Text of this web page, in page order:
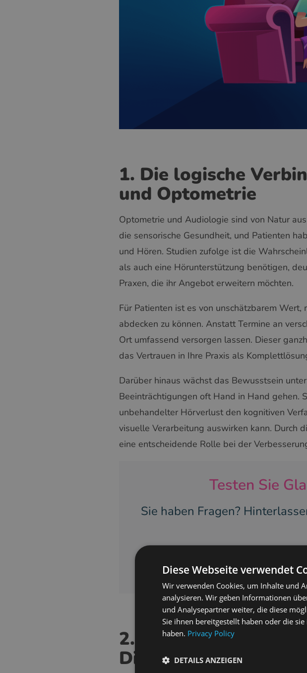
1. Die logische
und Optometrie
Optometrie und Audiologie sind von Natur
die sensorische Gesundheit, und Patienten
und Hören. Studien zufolge ist die
als auch eine Hörunterstützung benötigen,
Praxen, die ihr Angebot erweitern möchten.
Für Patienten ist es von unschätzbarem
abdecken zu können. Anstatt Termine an
Ort umfassend versorgen lassen. Dieser
das Vertrauen in Ihre Praxis als
Darüber hinaus wächst das Bewusstsein
Beeinträchtigungen oft Hand in Hand gehen.
unbehandelter Hörverlust den kognitiven
visuelle Verarbeitung auswirken kann. Durch
eine entscheidende Rolle bei der
Testen Sie
Sie haben Fragen?
BEGINNEN SIE MIT DER
2. Cross-Selling-
Dienstleistungen für
Diese Webseite verwendet
Wir verwenden Cookies, um Inhalte und
analysieren. Wir geben Informationen
und Analysepartner weiter, die diese
Sie ihnen bereitgestellt haben oder die
haben. Privacy Policy
DETAILS ANZEIGEN